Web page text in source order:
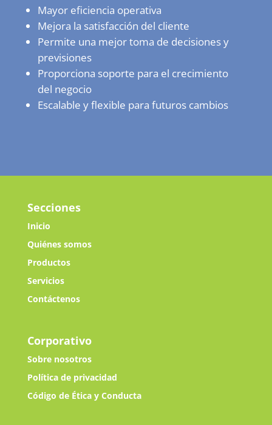
Mayor eficiencia operativa
Mejora la satisfacción del cliente
Permite una mejor toma de decisiones y
previsiones
Proporciona soporte para el crecimiento
del negocio
Escalable y flexible para futuros cambios
Secciones
Inicio
Quiénes somos
Productos
Servicios
Contáctenos
Corporativo
Sobre nosotros
Política de privacidad
Código de Ética y Conducta